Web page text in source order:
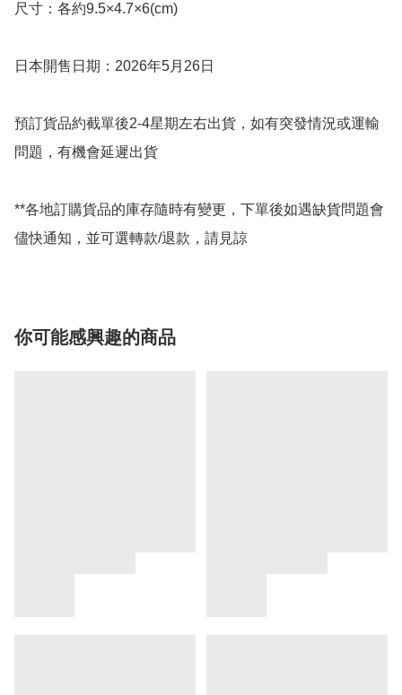
尺寸：各約9.5×4.7×6(cm)
日本開售日期：2026年5月26日
預訂貨品約截單後2-4星期左右出貨，如有突發情況或運輸
問題，有機會延遲出貨
**各地訂購貨品的庫存隨時有變更，下單後如遇缺貨問題會
儘快通知，並可選轉款/退款，請見諒
你可能感興趣的商品